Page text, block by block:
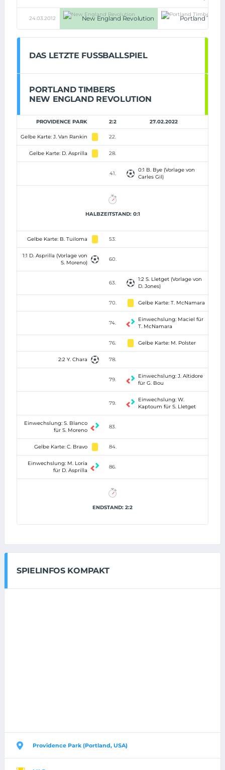
24.03.2012 New England Revolution Portland
DAS LETZTE FUSSBALLSPIEL
PORTLAND TIMBERS
NEW ENGLAND REVOLUTION
PROVIDENCE PARK 2:2 27.02.2022
Gelbe Karte: J. Van Rankin 22.
Gelbe Karte: D. Asprilla 28.
41.
0:1 B. Bye (Vorlage von
Carles Gil)
HALBZEITSTAND: 0:1
Gelbe Karte: B. Tuiloma 53.
1:1 D. Asprilla (Vorlage von
S. Moreno)
60.
63.
1:2 S. Lletget (Vorlage von
D. Jones)
70. Gelbe Karte: T. McNamara
74.
Einwechslung: Maciel für
T. McNamara
76. Gelbe Karte: M. Polster
2:2 Y. Chara 78.
79.
Einwechslung: J. Altidore
für G. Bou
79.
Einwechslung: W.
Kaptoum für S. Lletget
Einwechslung: S. Blanco
für S. Moreno
83.
Gelbe Karte: C. Bravo 84.
Einwechslung: M. Loría
für D. Asprilla
86.
ENDSTAND: 2:2
SPIELINFOS KOMPAKT
Providence Park (Portland, USA)